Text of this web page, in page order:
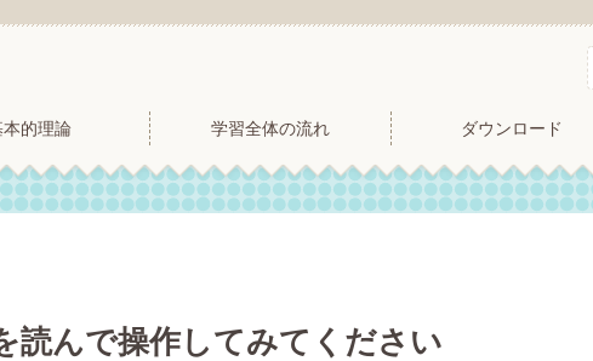
本的理論 学習全体の流れ ダウンロード
読んで操作してみてください